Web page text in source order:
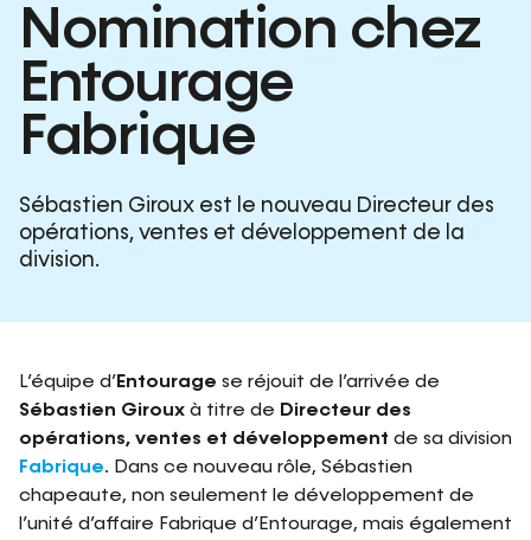
Nomination chez
Entourage
Fabrique
Sébastien Giroux est le nouveau Directeur des
opérations, ventes et développement de la
division.
L’équipe d’Entourage se réjouit de l’arrivée de
Sébastien Giroux à titre de Directeur des
opérations, ventes et développement de sa division
Fabrique. Dans ce nouveau rôle, Sébastien
chapeaute, non seulement le développement de
l’unité d’affaire Fabrique d’Entourage, mais également